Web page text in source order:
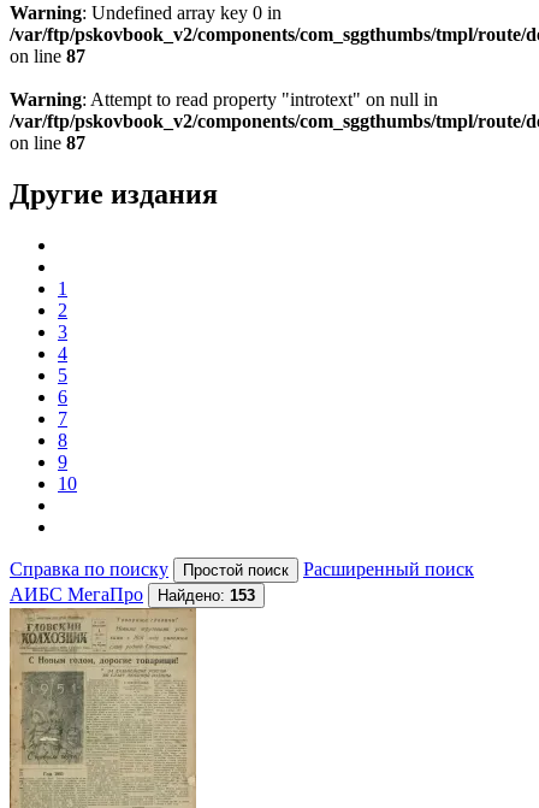
Warning: Undefined array key 0 in
/var/ftp/pskovbook_v2/components/com_sggthumbs/tmpl/route/
on line 87
Warning: Attempt to read property "introtext" on null in
/var/ftp/pskovbook_v2/components/com_sggthumbs/tmpl/route/
on line 87
Другие издания
1
2
3
4
5
6
7
8
9
10
Справка по поиску
Расширенный поиск
АИБС МегаПро
Найдено: 153